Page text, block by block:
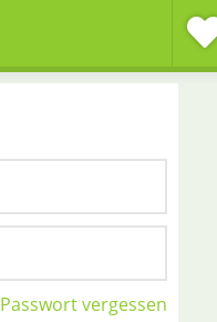
Passwort vergessen